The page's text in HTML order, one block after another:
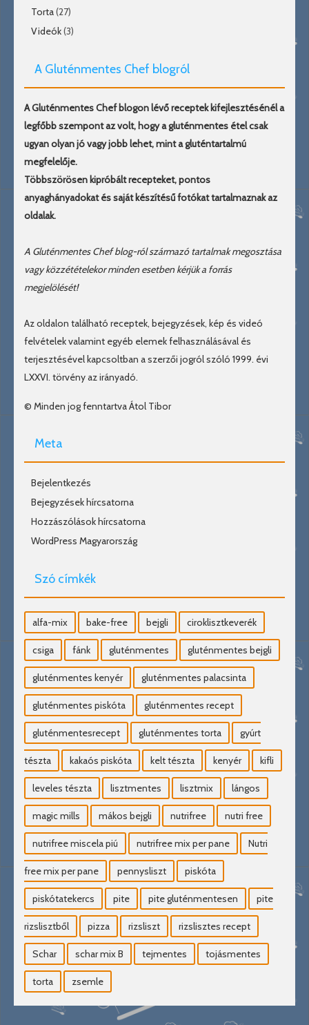
Torta(27)
Videók(3)
A Gluténmentes Chef blogról
A Gluténmentes Chef blogon lévő receptek kifejlesztésénél a
legfőbb szempont az volt, hogy a gluténmentes étel csak
ugyan olyan jó vagy jobb lehet, mint a gluténtartalmú
megfelelője.
Többszörösen kipróbált recepteket, pontos
anyaghányadokat és saját készítésű fotókat tartalmaznak az
oldalak.
A Gluténmentes Chef blog-ról származó tartalmak megosztása
vagy közzétételekor minden esetben kérjük a forrás
megjelölését!
Az oldalon található receptek, bejegyzések, kép és videó
felvételek valamint egyéb elemek felhasználásával és
terjesztésével kapcsoltban a szerzői jogról szóló 1999. évi
LXXVI. törvény az irányadó.
© Minden jog fenntartva Átol Tibor
Meta
Bejelentkezés
Bejegyzések hírcsatorna
Hozzászólások hírcsatorna
WordPress Magyarország
Szó címkék
alfa-mix bake-free bejgli ciroklisztkeverék
csiga fánk gluténmentes gluténmentes bejgli
gluténmentes kenyér gluténmentes palacsinta
gluténmentes piskóta gluténmentes recept
gluténmentesrecept gluténmentes torta gyúrt
tészta kakaós piskóta kelt tészta kenyér kifli
leveles tészta lisztmentes lisztmix lángos
magic mills mákos bejgli nutrifree nutri free
nutrifree miscela piú nutrifree mix per pane Nutri
free mix per pane pennysliszt piskóta
piskótatekercs pite pite gluténmentesen pite
rizslisztből pizza rizsliszt rizslisztes recept
Schar schar mix B tejmentes tojásmentes
torta zsemle